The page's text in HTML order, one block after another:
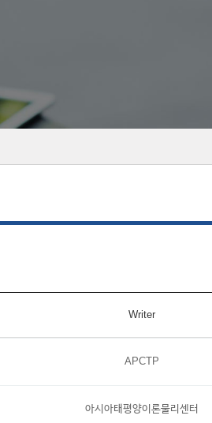
Writer
APCTP
아시아태평양이론물리센터